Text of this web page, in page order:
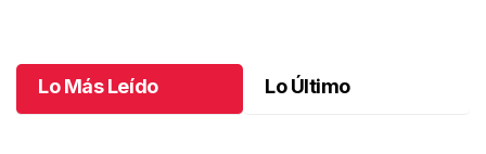
Lo Más Leído Lo Último